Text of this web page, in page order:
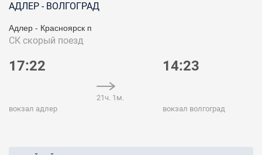
АДЛЕР - ВОЛГОГРАД
Адлер - Красноярск п
СК скорый поезд
17:22
вокзал адлер
21ч. 1м.
14:23
вокзал волгоград